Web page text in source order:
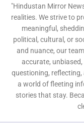
"Hindustan Mirror
realities. We strive to
meaningful,
political, cultural, or
and nuance, our
accurate,
questioning,
a world of fleeting
stories that stay.